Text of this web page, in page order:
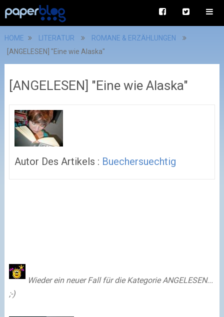
HOME LITERATUR
ROMANE & ERZÄHLUNGEN
[ANGELESEN] "Eine wie Alaska"
[ANGELESEN] "Eine wie Alaska"
Autor Des Artikels : Buechersuechtig
Wieder ein neuer Fall für die Kategorie ANGELESEN...
;-)